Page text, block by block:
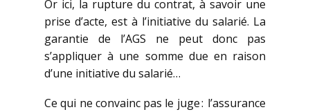
Or ici, la rupture du contrat, à savoir une
prise d’acte, est à l’initiative du salarié. La
garantie de l’AGS ne peut donc pas
s’appliquer à une somme due en raison
d’une initiative du salarié…
Ce qui ne convainc pas le juge : l’assurance